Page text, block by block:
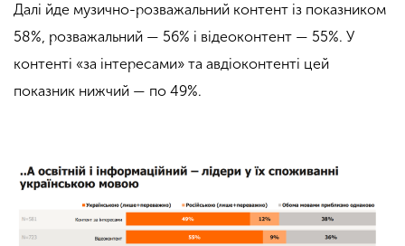
Далі йде музично-розважальний контент із показником
58%, розважальний — 56% і відеоконтент — 55%. У
контенті «за інтересами» та авдіоконтенті цей
показник нижчий — по 49%.